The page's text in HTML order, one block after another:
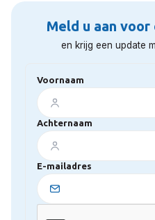
Meld u aan
en krijg een update
Voornaam
Achternaam
E-mailadres